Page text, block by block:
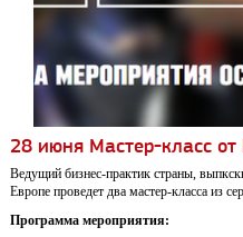
28 июня Мастер-класс
Ведущий бизнес-практик страны,
Европе проведет два мастер-класса из
Программа мероприятия: